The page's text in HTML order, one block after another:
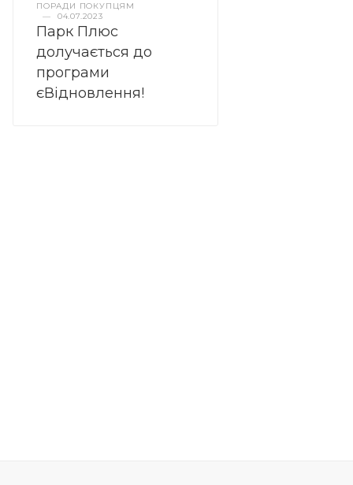
ПОРАДИ ПОКУПЦЯМ
—
04.07.2023
Парк Плюс
долучається до
програми
єВідновлення!